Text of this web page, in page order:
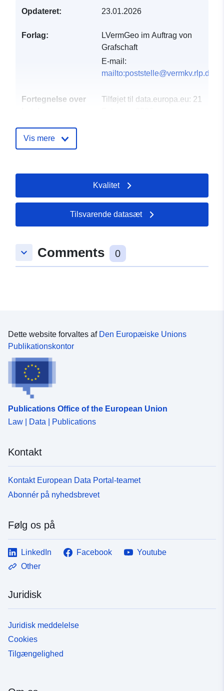
Opdateret: 23.01.2026
Forlag:
LVermGeo im Auftrag von
Grafschaft
E-mail:
mailto:poststelle@vermkv.rlp.de
Fortegnelse over
Tilføjet til data.europa.eu: 21
50.5787 ], [ 7.15332,
50.5787 ], [ 7.15332,
50.5492 ], [ 7.03702,
50.5492 ], [ 7.03702,
uriRef:
http://data.europa.eu/88u/dataset/
Vis mere
Kvalitet
Tilsvarende datasæt
keyboard_arrow_down Comments 0
Dette website forvaltes af Den Europæiske Unions
Publikationskontor
Publications Office of the European Union
Law | Data | Publications
Kontakt
Kontakt European Data Portal-teamet
Abonnér på nyhedsbrevet
Følg os på
LinkedIn Facebook
Youtube
Other
Juridisk
Juridisk meddelelse
Cookies
Tilgængelighed